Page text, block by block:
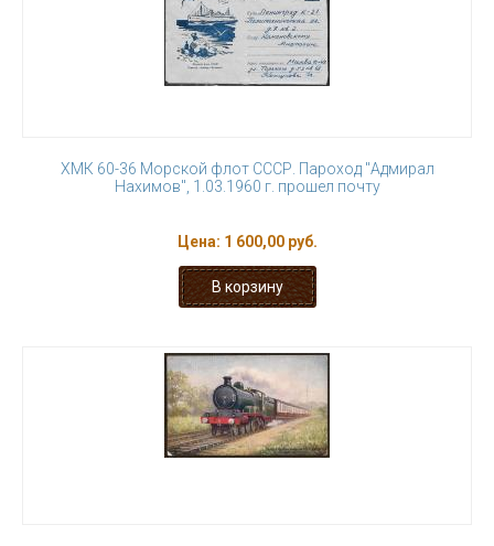
ХМК 60-36 Морской флот СССР. Пароход "Адмирал
Нахимов", 1.03.1960 г. прошел почту
Цена: 1 600,00 руб.